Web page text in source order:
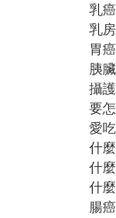
乳
乳
胃
胰
攝
要
愛
什
什
什
腸